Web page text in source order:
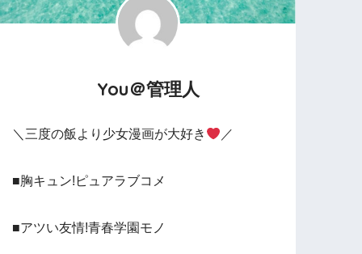
You＠管理人
＼三度の飯より少女漫画が大好き ／
■胸キュン!ピュアラブコメ
■アツい友情!青春学園モノ